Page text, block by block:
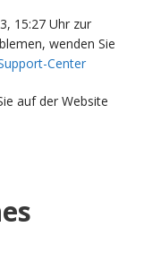
15:27 Uhr zur
wenden Sie
Center
auf der Website